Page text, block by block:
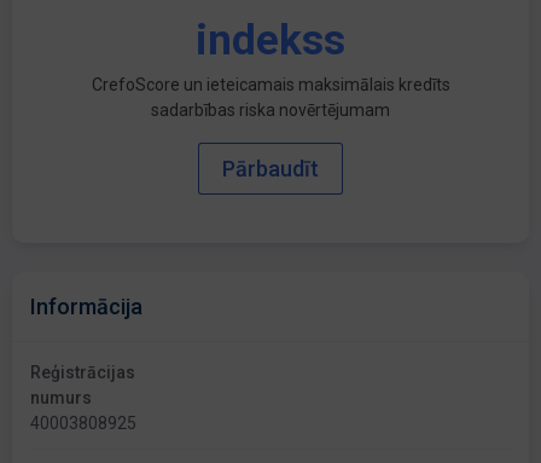
indekss
CrefoScore un ieteicamais maksimālais kredīts
sadarbības riska novērtējumam
Pārbaudīt
Informācija
Reģistrācijas
numurs
40003808925